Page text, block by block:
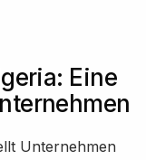
Eine
Unternehmen